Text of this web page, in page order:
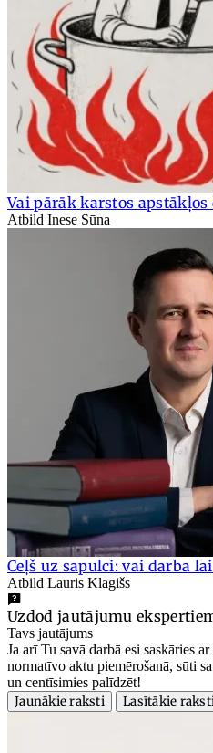
Vai pārāk karstos
Atbild Inese Sūna
Ceļš uz sapulci: vai darba
Atbild Lauris Klagišs
Uzdod jautājumu
Tavs jautājums
Ja arī Tu savā darbā esi saskāries
normatīvo aktu piemērošanā, sūti
un centīsimies palīdzēt!
Jaunākie raksti
Lasītākie